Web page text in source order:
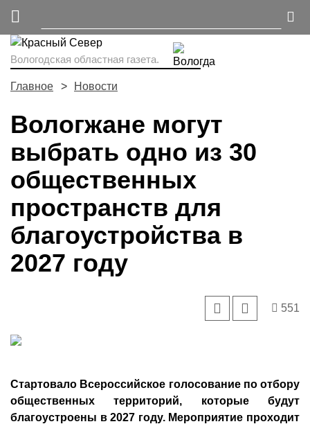
Вологодская областная газета.
Главное Новости
Вологжане могут
выбрать одно из 30
общественных
пространств для
благоустройства в
2027 году
551
Стартовало Всероссийское голосование по отбору
общественных территорий, которые будут
благоустроены в 2027 году. Мероприятие проходит